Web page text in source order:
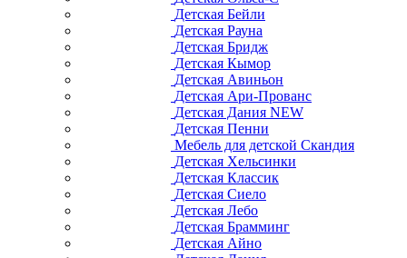
Детская Бейли
Детская Рауна
Детская Бридж
Детская Кымор
Детская Авиньон
Детская Ари-Прованс
Детская Дания NEW
Детская Пенни
Мебель для детской Скандия
Детская Хельсинки
Детская Классик
Детская Сиело
Детская Лебо
Детская Брамминг
Детская Айно